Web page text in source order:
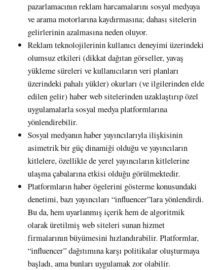
pazarlamacının reklam harcamalarını sosyal medyaya
ve arama motorlarına kaydırmasına; dahası sitelerin
gelirlerinin azalmasına neden oluyor.
Reklam teknolojilerinin kullanıcı deneyimi üzerindeki
olumsuz etkileri (dikkat dağıtan görseller, yavaş
yükleme süreleri ve kullanıcıların veri planları
üzerindeki pahalı yükler) okurları (ve ilgilerinden elde
edilen gelir) haber web sitelerinden uzaklaştırıp özel
uygulamalarla sosyal medya platformlarına
yönlendirebilir.
Sosyal medyanın haber yayıncılarıyla ilişkisinin
asimetrik bir güç dinamiği olduğu ve yayıncıların
kitlelere, özellikle de yerel yayıncıların kitlelerine
ulaşma çabalarına etkisi olduğu görülmektedir.
Platformların haber ögelerini gösterme konusundaki
denetimi, bazı yayıncıları “influencer”lara yönlendirdi.
Bu da, hem uyarlanmış içerik hem de algoritmik
olarak üretilmiş web siteleri sunan hizmet
firmalarının büyümesini hızlandırabilir. Platformlar,
“influencer” dağıtımına karşı politikalar oluşturmaya
başladı, ama bunları uygulamak zor olabilir.